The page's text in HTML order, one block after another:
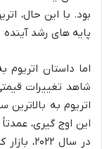
بود. با این حال،
پایه های رشد آینده
در سال ۲۰۲۲، بازار کریپتو با چالش هایی روبرو شد و